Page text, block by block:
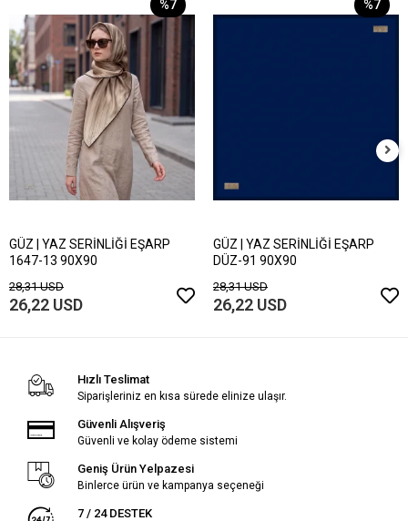
%7
GÜZ | YAZ SERİNLİĞİ EŞARP
1647-13 90X90
28,31 USD
26,22 USD
%7
GÜZ | YAZ SERİNLİĞİ EŞARP
DÜZ-91 90X90
28,31 USD
26,22 USD
Hızlı Teslimat
Siparişleriniz en kısa sürede elinize ulaşır.
Güvenli Alışveriş
Güvenli ve kolay ödeme sistemi
Geniş Ürün Yelpazesi
Binlerce ürün ve kampanya seçeneği
7 / 24 DESTEK